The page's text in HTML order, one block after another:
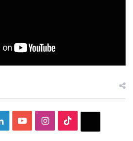
LinkedInYouTubeInstagram